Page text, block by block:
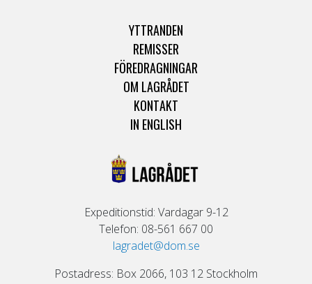
YTTRANDEN
REMISSER
FÖREDRAGNINGAR
OM LAGRÅDET
KONTAKT
IN ENGLISH
Expeditionstid: Vardagar 9-12
Telefon: 08-561 667 00
lagradet@dom.se
Postadress: Box 2066, 103 12 Stockholm